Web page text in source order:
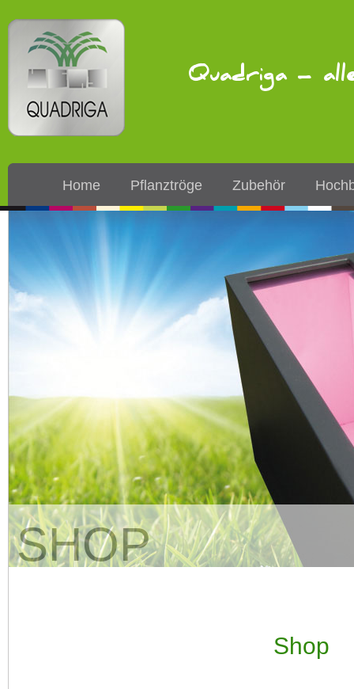
Quadriga –
Home Pflanztröge Zubehör
SHOP
Shop